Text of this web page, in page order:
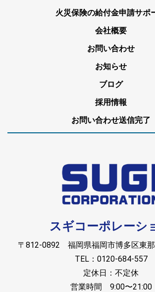
火災保険の給付金申請サポ
会社概要
お問い合わせ
お知らせ
ブログ
採用情報
お問い合わせ送信完了
スギコーポレーシ
〒812-0892 福岡県福岡市博多区東
TEL：0120-684-557
定休日：不定休
営業時間 9:00〜21:00